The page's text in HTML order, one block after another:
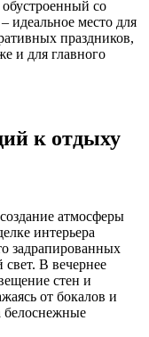
со
– идеальное место для
праздников,
и для главного
к отдыху
атмосферы
интерьера
задрапированных
свет. В вечернее
стен и
от бокалов и
белоснежные